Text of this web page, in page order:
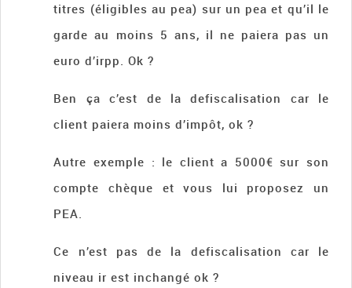
titres (éligibles au pea) sur un pea et qu’il le
garde au moins 5 ans, il ne paiera pas un
euro d’irpp. Ok ?
Ben ça c’est de la defiscalisation car le
client paiera moins d’impôt, ok ?
Autre exemple : le client a 5000€ sur son
compte chèque et vous lui proposez un
PEA.
Ce n’est pas de la defiscalisation car le
niveau ir est inchangé ok ?